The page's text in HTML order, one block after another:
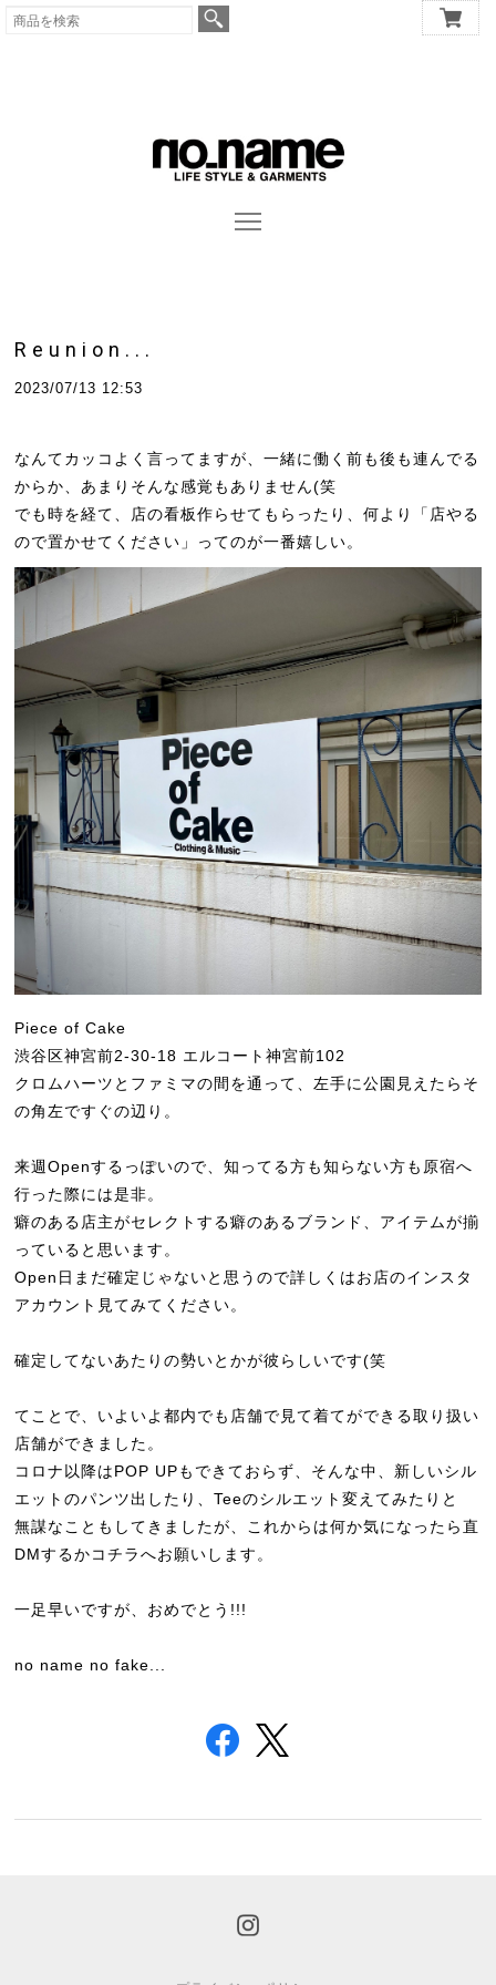
Reunion...
2023/07/13 12:53
なんてカッコよく言ってますが、一緒に働く前も後も連んでる
からか、あまりそんな感覚もありません(笑
でも時を経て、店の看板作らせてもらったり、何より「店やる
ので置かせてください」ってのが一番嬉しい。
Piece of Cake
渋谷区神宮前2-30-18 エルコート神宮前102
クロムハーツとファミマの間を通って、左手に公園見えたらそ
の角左ですぐの辺り。
来週Openするっぽいので、知ってる方も知らない方も原宿へ
行った際には是非。
癖のある店主がセレクトする癖のあるブランド、アイテムが揃
っていると思います。
Open日まだ確定じゃないと思うので詳しくはお店のインスタ
アカウント見てみてください。
確定してないあたりの勢いとかが彼らしいです(笑
てことで、いよいよ都内でも店舗で見て着てができる取り扱い
店舗ができました。
コロナ以降はPOP UPもできておらず、そんな中、新しいシル
エットのパンツ出したり、Teeのシルエット変えてみたりと
無謀なこともしてきましたが、これからは何か気になったら直
DMするかコチラへお願いします。
一足早いですが、おめでとう!!!
no name no fake...